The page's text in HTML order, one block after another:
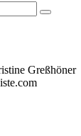
Suchen
Greßhöner